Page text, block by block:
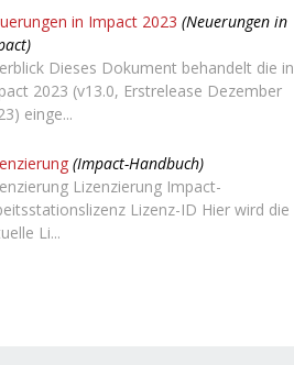
in Impact 2023 (Neuerungen in
Dieses Dokument behandelt die in
2023 (v13.0, Erstrelease Dezember
einge...
(Impact-Handbuch)
Lizenzierung Impact-
Lizenz-ID Hier wird die
Li...